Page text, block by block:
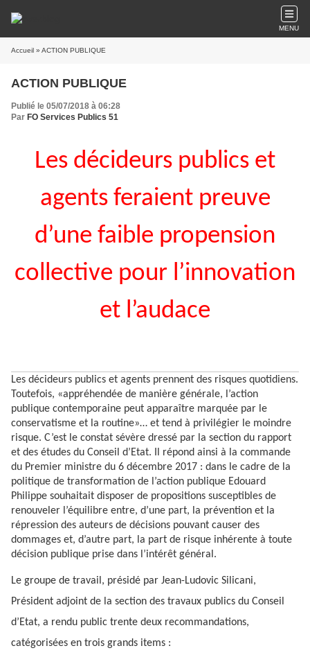
MENU
Accueil » ACTION PUBLIQUE
ACTION PUBLIQUE
Publié le 05/07/2018 à 06:28
Par FO Services Publics 51
Les décideurs publics et
agents feraient preuve
d’une faible propension
collective pour l’innovation
et l’audace
Les décideurs publics et agents prennent des risques quotidiens.
Toutefois, «appréhendée de manière générale, l’action
publique contemporaine peut apparaître marquée par le
conservatisme et la routine»… et tend à privilégier le moindre
risque. C’est le constat sévère dressé par la section du rapport
et des études du Conseil d’Etat. Il répond ainsi à la commande
du Premier ministre du 6 décembre 2017 : dans le cadre de la
politique de transformation de l’action publique Edouard
Philippe souhaitait disposer de propositions susceptibles de
renouveler l’équilibre entre, d’une part, la prévention et la
répression des auteurs de décisions pouvant causer des
dommages et, d’autre part, la part de risque inhérente à toute
décision publique prise dans l’intérêt général.
Le groupe de travail, présidé par Jean-Ludovic Silicani,
Président adjoint de la section des travaux publics du Conseil
d’Etat, a rendu public trente deux recommandations,
catégorisées en trois grands items :